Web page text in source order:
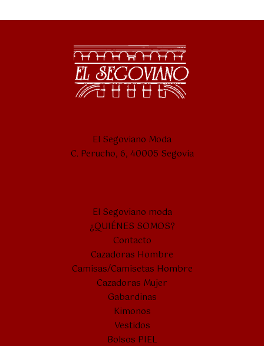
El Segoviano Moda
C. Perucho, 6, 40005 Segovia
El Segoviano moda
¿QUIÉNES SOMOS?
Contacto
Cazadoras Hombre
Camisas/Camisetas Hombre
Cazadoras Mujer
Gabardinas
Kimonos
Vestidos
Bolsos PIEL